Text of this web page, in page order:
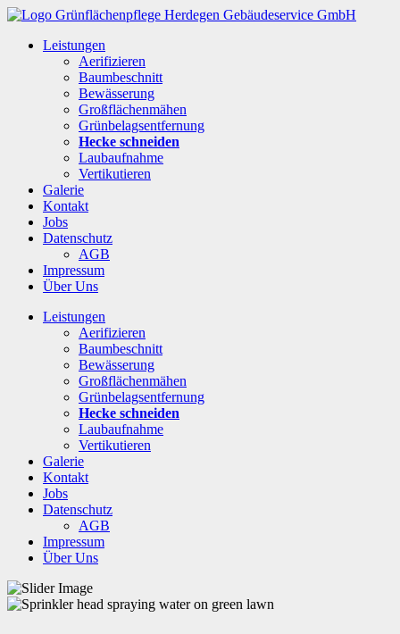
Leistungen
Aerifizieren
Baumbeschnitt
Bewässerung
Großflächenmähen
Grünbelagsentfernung
Hecke schneiden
Laubaufnahme
Vertikutieren
Galerie
Kontakt
Jobs
Datenschutz
AGB
Impressum
Über Uns
Leistungen
Aerifizieren
Baumbeschnitt
Bewässerung
Großflächenmähen
Grünbelagsentfernung
Hecke schneiden
Laubaufnahme
Vertikutieren
Galerie
Kontakt
Jobs
Datenschutz
AGB
Impressum
Über Uns